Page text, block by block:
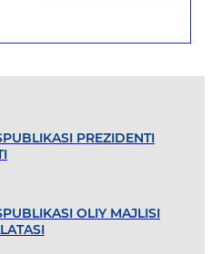
PREZIDENTI
OLIY MAJLISI